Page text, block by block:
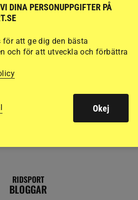
helgens 1,45-
RIDSPORT
BLOGGAR
DINA PERSONUPPGIFTER PÅ
för att ge dig den bästa
och för att utveckla och förbättra
Okej